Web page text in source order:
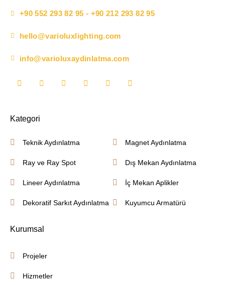
+90 552 293 82 95 - +90 212 293 82 95
hello@varioluxlighting.com
info@varioluxaydinlatma.com
Kategori
Teknik Aydınlatma
Ray ve Ray Spot
Lineer Aydınlatma
Dekoratif Sarkıt Aydınlatma
Magnet Aydınlatma
Dış Mekan Aydınlatma
İç Mekan Aplikler
Kuyumcu Armatürü
Kurumsal
Projeler
Hizmetler